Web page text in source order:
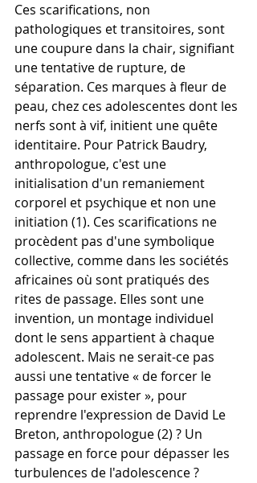
Ces scarifications, non
pathologiques et transitoires, sont
une coupure dans la chair, signifiant
une tentative de rupture, de
séparation. Ces marques à fleur de
peau, chez ces adolescentes dont les
nerfs sont à vif, initient une quête
identitaire. Pour Patrick Baudry,
anthropologue, c'est une
initialisation d'un remaniement
corporel et psychique et non une
initiation (1). Ces scarifications ne
procèdent pas d'une symbolique
collective, comme dans les sociétés
africaines où sont pratiqués des
rites de passage. Elles sont une
invention, un montage individuel
dont le sens appartient à chaque
adolescent. Mais ne serait-ce pas
aussi une tentative « de forcer le
passage pour exister », pour
reprendre l'expression de David Le
Breton, anthropologue (2) ? Un
passage en force pour dépasser les
turbulences de l'adolescence ?